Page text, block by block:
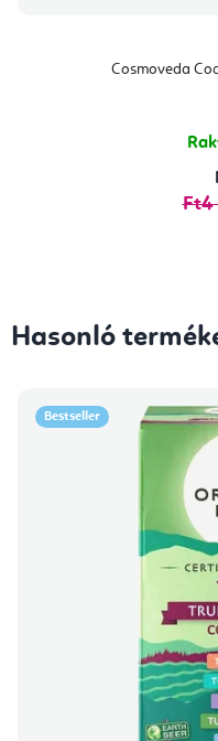
Cosmoveda
Ft4
Hasonló
Bestseller